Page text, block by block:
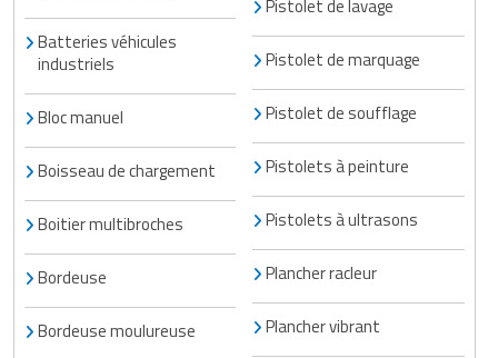
Batteries véhicules
industriels
Bloc manuel
Boisseau de chargement
Boitier multibroches
Bordeuse
Bordeuse moulureuse
Pistolet de lavage
Pistolet de marquage
Pistolet de soufflage
Pistolets à peinture
Pistolets à ultrasons
Plancher racleur
Plancher vibrant